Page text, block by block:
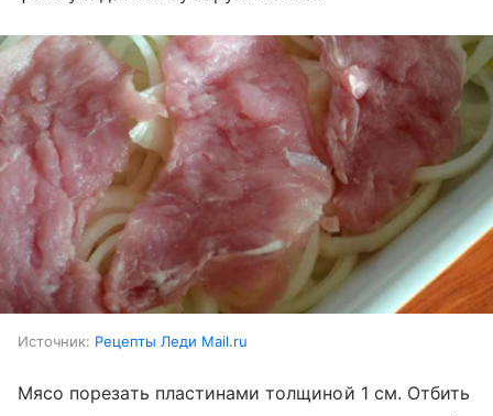
Источник: Рецепты Леди Mail.ru
Мясо порезать пластинами толщиной 1 см. Отбить